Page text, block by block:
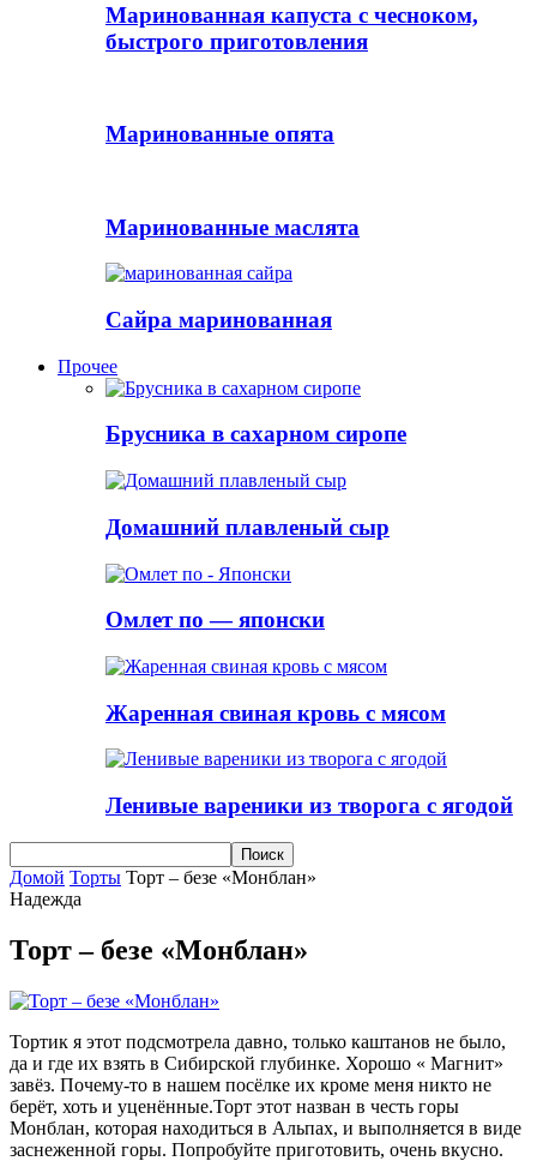
Маринованная капуста с чесноком,
быстрого приготовления
Маринованные опята
Маринованные маслята
Сайра маринованная
Прочее
Брусника в сахарном сиропе
Домашний плавленый сыр
Омлет по — японски
Жаренная свиная кровь с мясом
Ленивые вареники из творога с ягодой
Домой Торты Торт – безе «Монблан»
Надежда
Торт – безе «Монблан»
Тортик я этот подсмотрела давно, только каштанов не было,
да и где их взять в Сибирской глубинке. Хорошо « Магнит»
завёз. Почему-то в нашем посёлке их кроме меня никто не
берёт, хоть и уценённые.Торт этот назван в честь горы
Монблан, которая находиться в Альпах, и выполняется в виде
заснеженной горы. Попробуйте приготовить, очень вкусно.